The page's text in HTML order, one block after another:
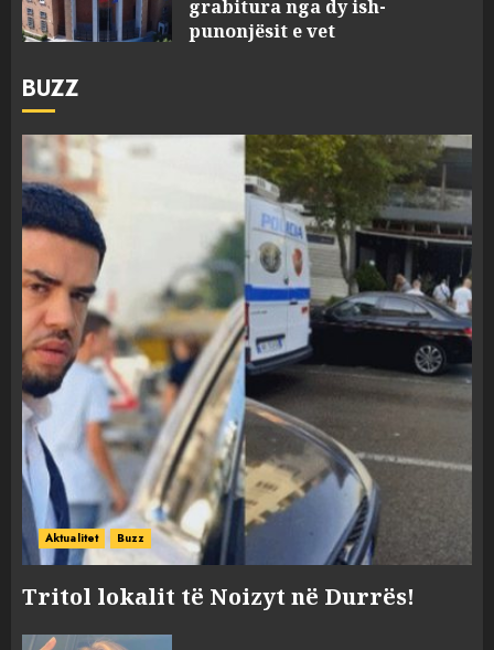
grabitura nga dy ish-
punonjësit e vet
BUZZ
Aktualitet Buzz
Tritol lokalit të Noizyt në Durrës!